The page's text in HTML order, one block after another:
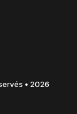
• 2026